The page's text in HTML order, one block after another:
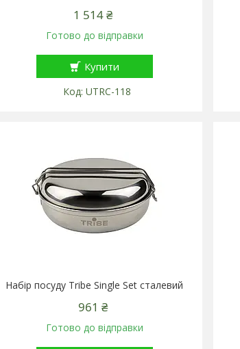
1 514 ₴
Готово до відправки
Купити
UTRC-118
Набір посуду Tribe Single Set сталевий
961 ₴
Готово до відправки